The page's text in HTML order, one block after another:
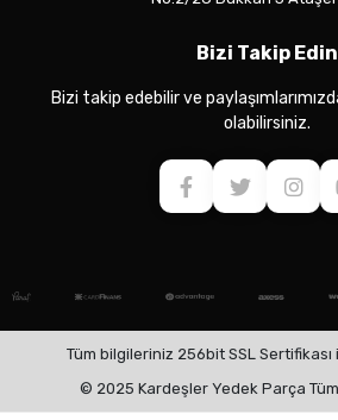
Bizi Takip Edin
Bizi takip edebilir ve
olabilirsiniz.
Tüm bilgileriniz 256bit SSL Sertifikası
© 2025 Kardeşler Yedek Parça Tüm